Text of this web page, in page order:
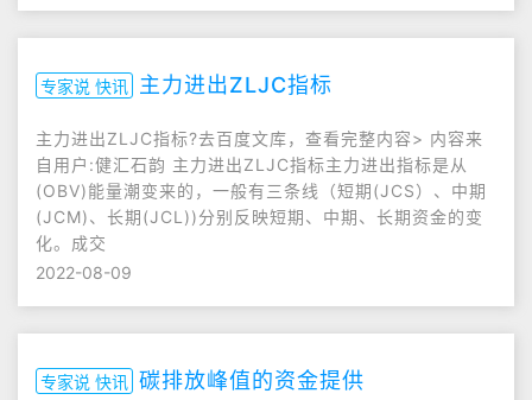
专家说 快讯 主力进出ZLJC指标
主力进出ZLJC指标?去百度文库，查看完整内容> 内容来
自用户:健汇石韵 主力进出ZLJC指标主力进出指标是从
(OBV)能量潮变来的，一般有三条线（短期(JCS）、中期
(JCM)、长期(JCL))分别反映短期、中期、长期资金的变
化。成交
2022-08-09
专家说 快讯 碳排放峰值的资金提供